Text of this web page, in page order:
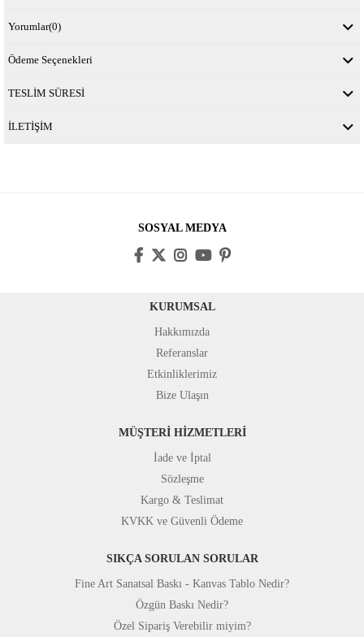
Yorumlar(0)
Ödeme Seçenekleri
TESLİM SÜRESİ
İLETİŞİM
SOSYAL MEDYA
KURUMSAL
Hakkımızda
Referanslar
Etkinliklerimiz
Bize Ulaşın
MÜŞTERİ HİZMETLERİ
İade ve İptal
Sözleşme
Kargo & Teslimat
KVKK ve Güvenli Ödeme
SIKÇA SORULAN SORULAR
Fine Art Sanatsal Baskı - Kanvas Tablo Nedir?
Özgün Baskı Nedir?
Özel Sipariş Verebilir miyim?